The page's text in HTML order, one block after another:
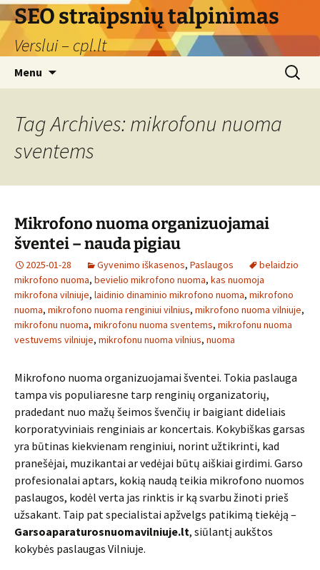
Skip
to
content
SEO straipsnių talpinimas
Verslui – cpl.lt
Menu
Search
for:
Tag Archives: mikrofonu nuoma
sventems
Mikrofono nuoma organizuojamai
šventei – nauda pigiau
2025-01-28 Gyvenimo iškasenos, Paslaugos
belaidzio
mikrofono nuoma, bevielio mikrofono nuoma, kas nuomoja
mikrofona vilniuje, laidinio dinaminio mikrofono nuoma, mikrofono
nuoma, mikrofono nuoma renginiui vilnius, mikrofono nuoma vilniuje,
mikrofonu nuoma, mikrofonu nuoma sventems, mikrofonu nuoma
vestuvems vilniuje, mikrofonu nuoma vilnius, nuoma
Mikrofono nuoma organizuojamai šventei. Tokia paslauga
tampa vis populiaresne tarp renginių organizatorių,
pradedant nuo mažų šeimos švenčių ir baigiant dideliais
korporatyviniais renginiais ar koncertais. Kokybiškas garsas
yra būtinas kiekvienam renginiui, norint užtikrinti, kad
pranešėjai, muzikantai ar vedėjai būtų aiškiai girdimi. Garso
profesionalai aptars, kokią naudą teikia mikrofono nuomos
paslaugos, kodėl verta jas rinktis ir ką svarbu žinoti prieš
užsakant. Taip pat specialistai apžvelgs patikimą tiekėją –
Garsoaparaturosnuomavilniuje.lt, siūlantį aukštos
kokybės paslaugas Vilniuje.